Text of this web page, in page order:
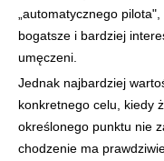
„automatycznego
bogatsze i bardziej
umęczeni.
Jednak najbardziej
konkretnego celu, kiedy
określonego punktu nie
chodzenie ma